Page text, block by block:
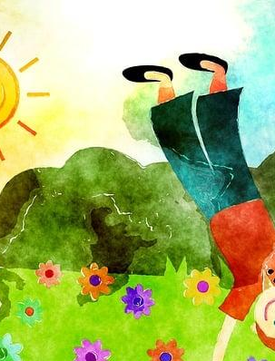
používat
termín
v
angličtině?